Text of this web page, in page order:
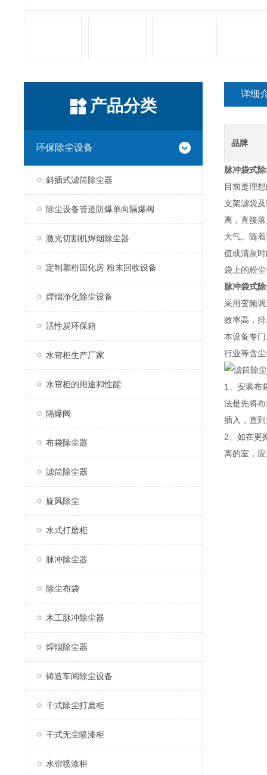
产品分类
环保除尘设备
斜插式滤筒除尘器
除尘设备管道防爆单向隔爆阀
激光切割机焊烟除尘器
定制塑粉固化房 粉末回收设备
焊烟净化除尘设备
活性炭环保箱
水帘柜生产厂家
水帘柜的用途和性能
隔爆阀
布袋除尘器
滤筒除尘器
旋风除尘
水式打磨柜
脉冲除尘器
除尘布袋
木工脉冲除尘器
焊烟除尘器
铸造车间除尘设备
干式除尘打磨柜
干式无尘喷漆柜
水帘喷漆柜
详细
品牌
脉冲袋式
目前是理
支架滤袋
离，直接
大气。随
值或清灰
袋上的粉
脉冲袋式
采用变频
效率高，
本设备专
行业等含
1、安装布
法是先将
插入，直
2、如在更
离的室，